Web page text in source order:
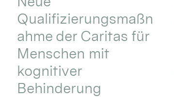
Qualifizierungsmaßn
ahme der Caritas für
Menschen mit
kognitiver
Behinderung